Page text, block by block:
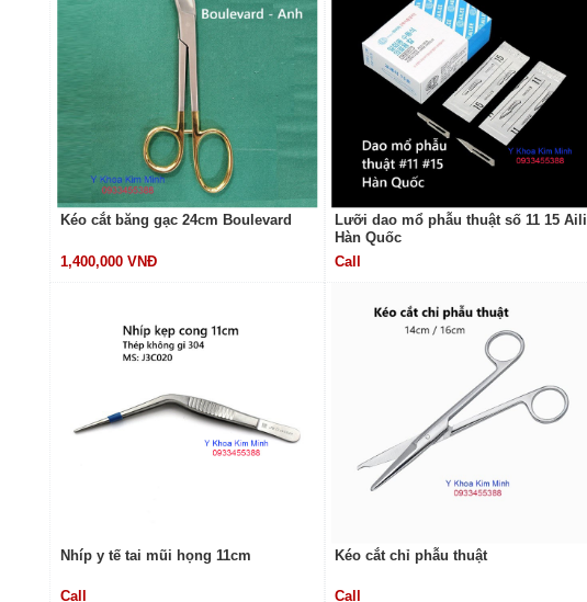
Kéo cắt băng gạc 24cm Boulevard
1,400,000 VNĐ
Lưỡi dao mổ phẫu thuật số 11 15 Aili
Hàn Quốc
Call
Nhíp y tế tai mũi họng 11cm
Call
Kéo cắt chỉ phẫu thuật
Call